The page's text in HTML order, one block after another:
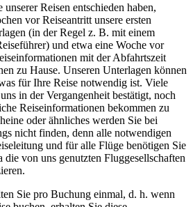
Reisen entschieden haben,
vor Reiseantritt unsere ersten
(in der Regel z. B. mit einem
und etwa eine Woche vor
mit der Abfahrtszeit
zu Hause. Unseren Unterlagen können
für Ihre Reise notwendig ist. Viele
in der Vergangenheit bestätigt, noch
Reiseinformationen bekommen zu
oder ähnliches werden Sie bei
nicht finden, denn alle notwendigen
und für alle Flüge benötigen Sie
die von uns genutzten Fluggesellschaften
Sie pro Buchung einmal, d. h. wenn